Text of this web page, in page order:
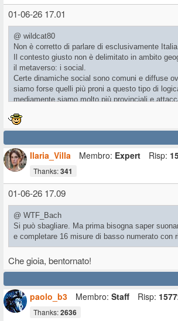
01-06-26 17.01
@ wildcat80
Non è corretto di parlare di esclusivamente
Il contesto giusto non è delimitato in ambito
il metaverso: i social.
Certe dinamiche social sono comuni e diffuse
siamo forse quelli più proni a questo tipo di
mediamente siamo molto più provinciali e
I social sono il terreno ideale dove emergono al
fazioni, che possono essere fazioni storiche
oppure, e qui sta la vera perversione, nascere
risultato di produrre vere e proprie tempeste di
streghe, processi mediatici... In questo, pur un
ampio, siamo imbattibili.
Ilaria_Villa
Membro: Expert Risp:
Thanks:341
01-06-26 17.09
@ WTF_Bach
Si può sbagliare. Ma prima bisogna saper
e completare 16 misure di basso numerato con
Che gioia, bentornato!
paolo_b3
Membro: Staff Risp:
Thanks:2636